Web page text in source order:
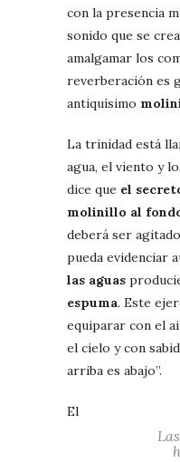
con la presencia
sonido que se
amalgamar los
reverberación es
antiquísimo
La trinidad está
agua, el viento y
dice que el
molinillo al
deberá ser
pueda evidenciar
las aguas
espuma. Este
equiparar con el
el cielo y con
arriba es abajo”.
El